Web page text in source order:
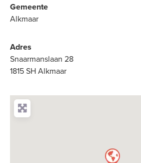
Gemeente
Alkmaar
Adres
Snaarmanslaan 28
1815 SH Alkmaar